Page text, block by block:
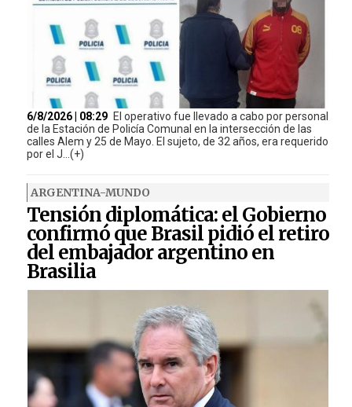
6/8/2026 | 08:29 El operativo fue llevado a cabo por personal
de la Estación de Policía Comunal en la intersección de las
calles Alem y 25 de Mayo. El sujeto, de 32 años, era requerido
por el J...(+)
ARGENTINA-MUNDO
Tensión diplomática: el Gobierno
confirmó que Brasil pidió el retiro
del embajador argentino en
Brasilia